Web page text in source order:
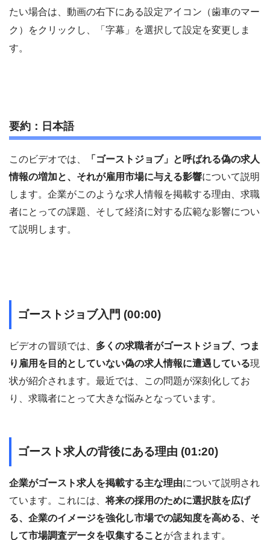
たい場合は、動画の右下にある設定アイコン（歯車のマー
ク）をクリックし、「字幕」を選択して設定を変更しま
す。
要約：日本語
このビデオでは、
「ゴーストジョブ」と呼ばれる偽の求人
情報の増加と、それが雇用市場に与える影響について説明
します。企業がこのような求人情報を掲載する理由、求職
者にとっての課題、そして経済に対する広範な影響につい
て説明します。
ゴーストジョブ入門 (00:00)
ビデオの冒頭では、 多くの求職者がゴーストジョブ、つま
り雇用を目的としていない偽の求人情報に遭遇している現
状が紹介されます。最近では、この問題が深刻化してお
り、求職者にとって大きな悩みとなっています。
ゴースト求人の背後にある理由 (01:20)
企業がゴースト求人を掲載する主な理由について説明され
ています。これには、将来の採用のために選択肢を広げ
る、企業のイメージを強化し市場での認知度を高める、そ
して市場調査データを収集することが含まれます。